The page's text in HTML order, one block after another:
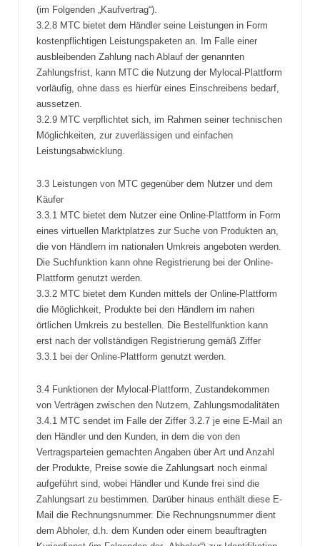
(im Folgenden „Kaufvertrag“).
3.2.8 MTC bietet dem Händler seine Leistungen in Form
kostenpflichtigen Leistungspaketen an. Im Falle einer
ausbleibenden Zahlung nach Ablauf der genannten
Zahlungsfrist, kann MTC die Nutzung der Mylocal-Plattform
vorläufig, ohne dass es hierfür eines Einschreibens bedarf,
aussetzen.
3.2.9 MTC verpflichtet sich, im Rahmen seiner technischen
Möglichkeiten, zur zuverlässigen und einfachen
Leistungsabwicklung.
3.3 Leistungen von MTC gegenüber dem Nutzer und dem
Käufer
3.3.1 MTC bietet dem Nutzer eine Online-Plattform in Form
eines virtuellen Marktplatzes zur Suche von Produkten an,
die von Händlern im nationalen Umkreis angeboten werden.
Die Suchfunktion kann ohne Registrierung bei der Online-
Plattform genutzt werden.
3.3.2 MTC bietet dem Kunden mittels der Online-Plattform
die Möglichkeit, Produkte bei den Händlern im nahen
örtlichen Umkreis zu bestellen. Die Bestellfunktion kann
erst nach der vollständigen Registrierung gemäß Ziffer
3.3.1 bei der Online-Plattform genutzt werden.
3.4 Funktionen der Mylocal-Plattform, Zustandekommen
von Verträgen zwischen den Nutzern, Zahlungsmodalitäten
3.4.1 MTC sendet im Falle der Ziffer 3.2.7 je eine E-Mail an
den Händler und den Kunden, in dem die von den
Vertragsparteien gemachten Angaben über Art und Anzahl
der Produkte, Preise sowie die Zahlungsart noch einmal
aufgeführt sind, wobei Händler und Kunde frei sind die
Zahlungsart zu bestimmen. Darüber hinaus enthält diese E-
Mail die Rechnungsnummer. Die Rechnungsnummer dient
dem Abholer, d.h. dem Kunden oder einem beauftragten